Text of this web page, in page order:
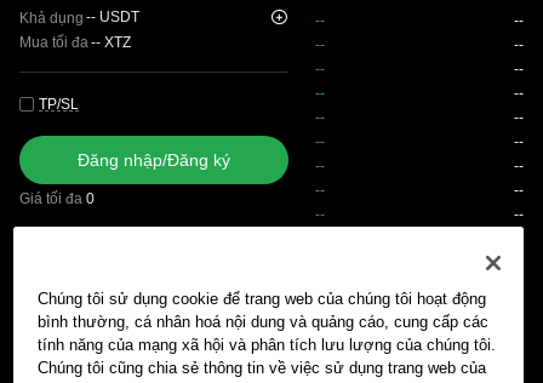
Khả dụng -- USDT
Mua tối đa-- XTZ
TP/SL
Đăng nhập/Đăng ký
Giá tối đa 0
Lệnh chờ khớp Lịch sử lệnh Vị thế mở Lịch sử vị thế
Chúng tôi sử dụng cookie để trang web của chúng tôi hoạt động
bình thường, cá nhân hoá nội dung và quảng cáo, cung cấp các
tính năng của mạng xã hội và phân tích lưu lượng của chúng tôi.
Chúng tôi cũng chia sẻ thông tin về việc sử dụng trang web của